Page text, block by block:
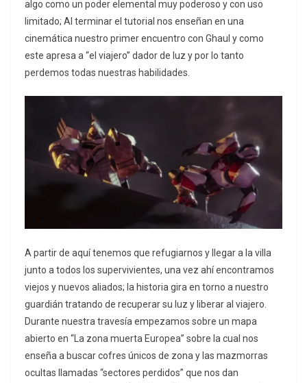
algo como un poder elemental muy poderoso y con uso
limitado; Al terminar el tutorial nos enseñan en una
cinemática nuestro primer encuentro con Ghaul y como
este apresa a “el viajero” dador de luz y por lo tanto
perdemos todas nuestras habilidades.
A partir de aquí tenemos que refugiarnos y llegar a la villa
junto a todos los supervivientes, una vez ahí encontramos
viejos y nuevos aliados; la historia gira en torno a nuestro
guardián tratando de recuperar su luz y liberar al viajero.
Durante nuestra travesía empezamos sobre un mapa
abierto en “La zona muerta Europea” sobre la cual nos
enseña a buscar cofres únicos de zona y las mazmorras
ocultas llamadas “sectores perdidos” que nos dan